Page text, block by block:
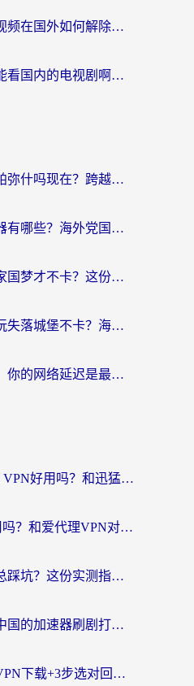
海外党必看：腾讯视频在国外如何解除地域限制？附优酷咪咕使用指南
在国外用什么软件能看国内的电视剧啊？留学生亲测有效的回国加速方案
在欧洲可以打战双帕弥什吗现在？跨越延迟墙的实战指南
国外奇迹暖暖加速器有哪些？海外党国服游戏畅玩终极指南（附亲测推荐）
在意大利，怎么玩家国梦才不卡？这份终极加速指南请收好
美国用什么加速器玩失落城堡不卡？海外党亲测有效的国服游戏加速指南
在外国玩魔兽世界，你的网络延迟是最大的敌人
海外党必看：Malus VPN好用吗？和迅猛兔VPN对比哪个回国效果更好？附真实体验与避坑指南
Quickback VPN好用吗？和爱代理VPN对比哪个回国效果更好？
海外翻墙回国电脑总踩坑？这份实测指南帮你选对加速器（附ChickCNinitapMalus对比）
人在韩国，怎么用中国的加速器刷剧打游戏？这份真实体验指南给你答案
海外党必看：手机VPN下载+3步选对回国加速器，无缝刷国内资源不再愁